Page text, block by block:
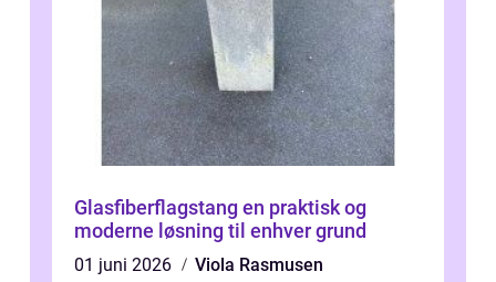
Glasfiberflagstang en praktisk og
moderne løsning til enhver grund
01 juni 2026
Viola Rasmusen